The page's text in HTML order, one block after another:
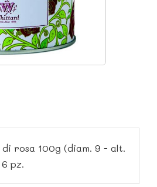
rosa 100g (diam. 9 - alt.
pz.